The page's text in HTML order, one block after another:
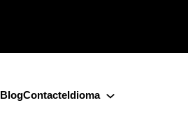
BlogContacteIdioma